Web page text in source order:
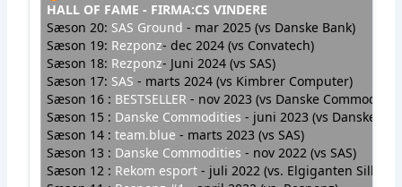
HALL OF FAME - FIRMA:CS VINDERE
Sæson 20: SAS Ground - mar 2025 (vs Danske Bank)
Sæson 19: Rezponz- dec 2024 (vs Convatech)
Sæson 18: Rezponz- Juni 2024 (vs SAS)
Sæson 17: SAS - marts 2024 (vs Kimbrer Computer)
Sæson 16 : BESTSELLER - nov 2023 (vs Danske
Sæson 15 : Danske Commodities - juni 2023 (vs Danske
Sæson 14 : team.blue - marts 2023 (vs SAS)
Sæson 13 : Danske Commodities - nov 2022 (vs SAS)
Sæson 12 : Rekom esport - juli 2022 (vs. Elgiganten